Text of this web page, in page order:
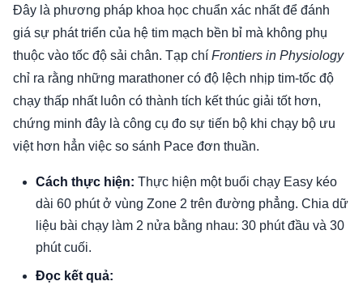
Đây là phương pháp khoa học chuẩn xác nhất để đánh
giá sự phát triển của hệ tim mạch bền bỉ mà không phụ
thuộc vào tốc độ sải chân. Tạp chí Frontiers in Physiology
chỉ ra rằng những marathoner có độ lệch nhịp tim-tốc độ
chạy thấp nhất luôn có thành tích kết thúc giải tốt hơn,
chứng minh đây là công cụ đo sự tiến bộ khi chạy bộ ưu
việt hơn hẳn việc so sánh Pace đơn thuần.
Cách thực hiện: Thực hiện một buổi chạy Easy kéo
dài 60 phút ở vùng Zone 2 trên đường phẳng. Chia dữ
liệu bài chạy làm 2 nửa bằng nhau: 30 phút đầu và 30
phút cuối.
Đọc kết quả: